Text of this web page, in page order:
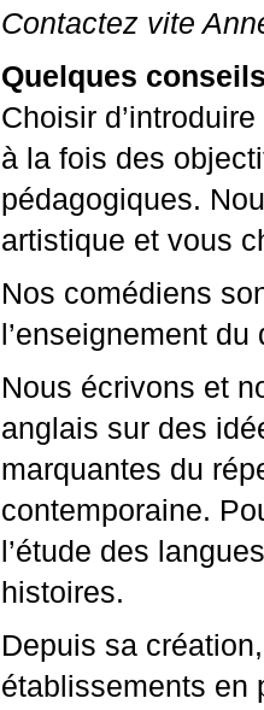
Contactez vite
Quelques
Choisir
à la fois des
pédagogiques.
artistique et vous
Nos comédiens
l’enseignement
Nous écrivons et
anglais sur des
marquantes du
contemporaine.
l’étude des
histoires.
Depuis sa
établissements en